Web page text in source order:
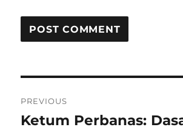
o
PREVIOUS
P
Ketum Perbanas: